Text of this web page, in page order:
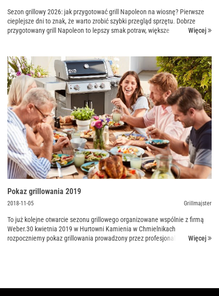
Sezon grillowy 2026: jak przygotować grill Napoleon na wiosnę? Pierwsze
cieplejsze dni to znak, że warto zrobić szybki przegląd sprzętu. Dobrze
przygotowany grill Napoleon to lepszy smak potraw, większe
Więcej
Pokaz grillowania 2019
2018-11-05 Grillmajster
To już kolejne otwarcie sezonu grillowego organizowane wspólnie z firmą
Weber.30 kwietnia 2019 w Hurtowni Kamienia w Chmielnikach
rozpoczniemy pokaz grillowania prowadzony przez profesjonalnegoWięcej